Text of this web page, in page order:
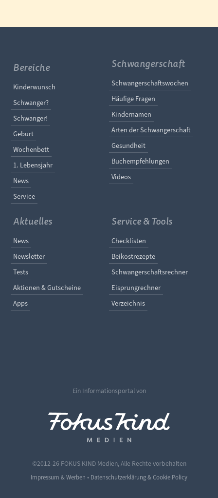
Bereiche
Navigation überspringen
Kinderwunsch
Schwanger?
Schwanger!
Geburt
Wochenbett
1. Lebensjahr
News
Service
Schwangerschaft
Navigation
Schwangerschaftswochen
Häufige Fragen
Kindernamen
Arten der Schwangerschaft
Gesundheit
Buchempfehlungen
Videos
Aktuelles
Navigation überspringen
News
Newsletter
Tests
Aktionen & Gutscheine
Apps
Service & Tools
Navigation
Checklisten
Beikostrezepte
Schwangerschaftsrechner
Eisprungrechner
Verzeichnis
Ein Informationsportal von
©2012-26 FOKUS KIND Medien, Alle Rechte vorbehalten
Impressum & Werben • Datenschutzerklärung & Cookie Policy